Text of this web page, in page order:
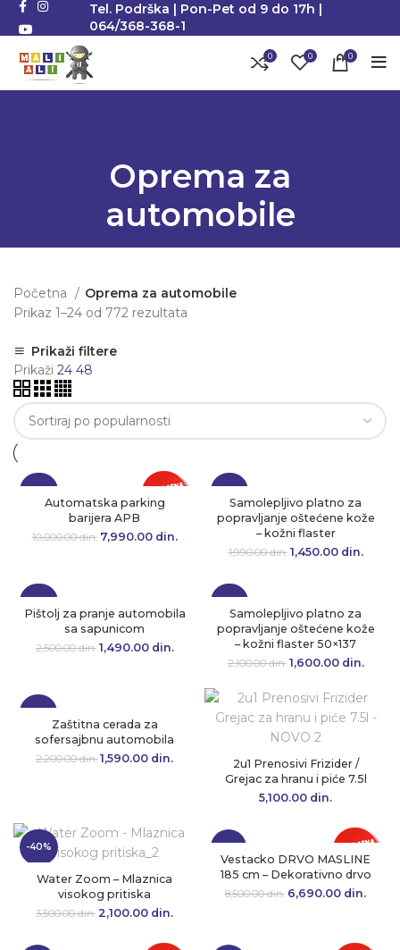
Tel. Podrška | Pon-Pet od 9 do 17h |
064/368-368-1
0 0 0
Oprema za
automobile
Početna
Oprema za automobile
Prikaz 1–24 od 772 rezultata
Prikaži filtere
Prikaži 24 48
-20%
Automatska parking
barijera APB
10,000.00din. Originalna cena
7,990.00 din.
cena je:
-27%
Samolepljivo platno za
popravljanje oštećene kože
– kožni flaster
1,990.00din. Originalna cena
1,450.00 din.
-40%
Pištolj za pranje automobila
sa sapunicom
2,500.00din. Originalna cena
1,490.00 din.
Trenutna
cena je:
-24%
Samolepljivo platno za
popravljanje oštećene kože
– kožni flaster 50×137
2,100.00din. Originalna cena
2,100.00 din..
1,600.00 din.
-28%
Zaštitna cerada za
sofersajbnu automobila
2,200.00din. Originalna cena
1,590.00 din.
Trenutna
cena je:
1,590.00 din..
2u1 Prenosivi Frizider /
Grejac za hranu i piće 7.5l
5,100.00 din.
-40%
Water Zoom – Mlaznica
visokog pritiska
3,500.00din. Originalna cena
3,500.00 din..
2,100.00 din.
2,100.00 din..
-21%
Vestacko DRVO MASLINE
185 cm – Dekorativno drvo
8,500.00din. Originalna cena
6,690.00 din.